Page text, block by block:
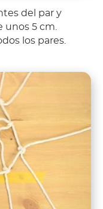
del par y
unos 5 cm.
los pares.